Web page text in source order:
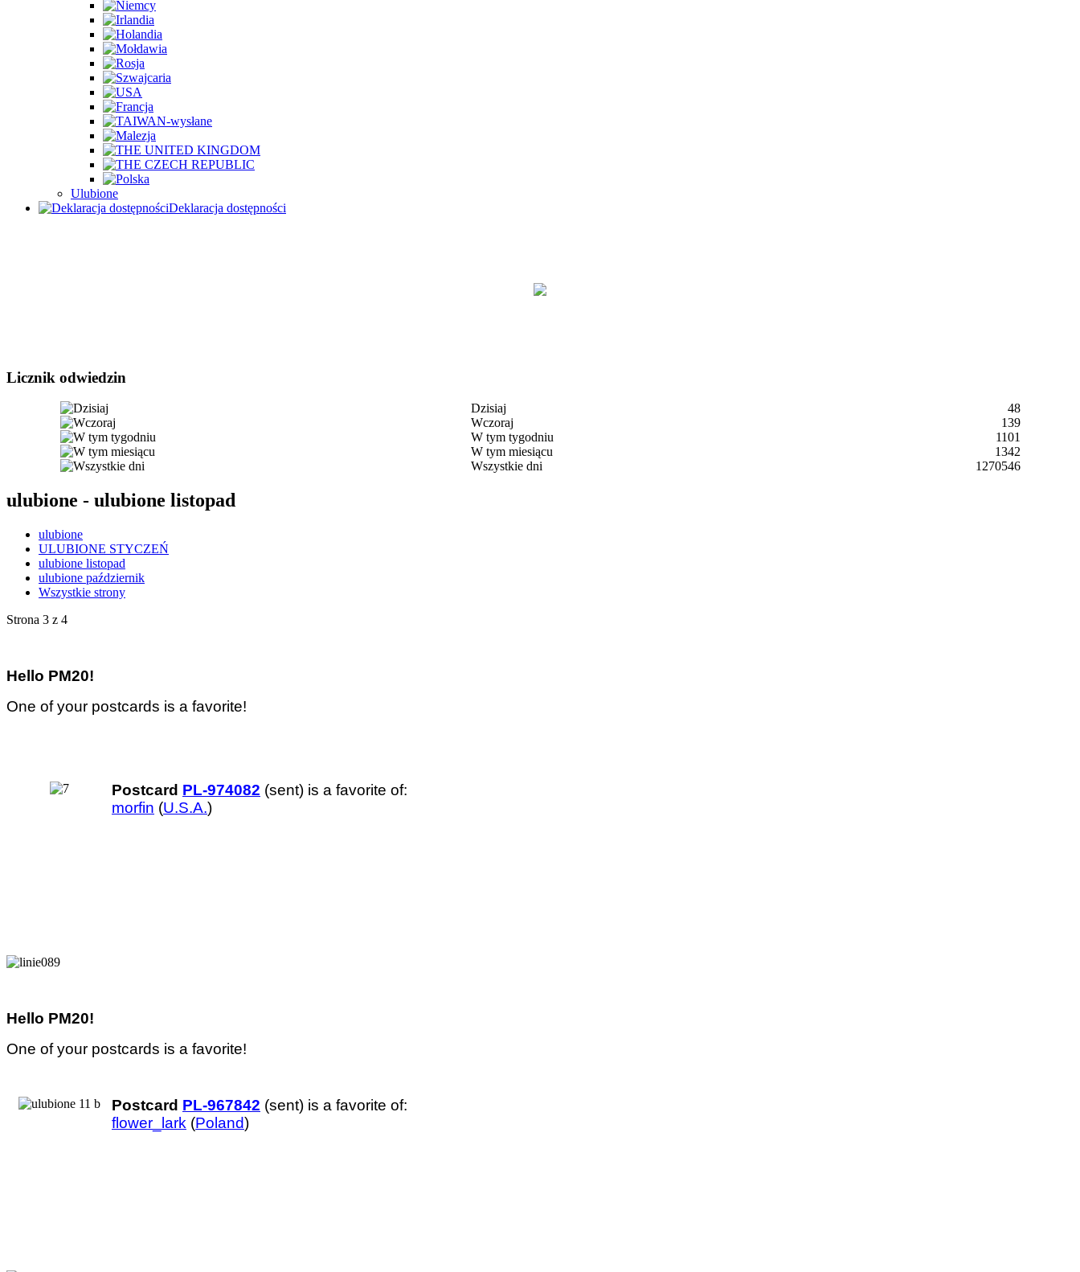
Ulubione
Deklaracja dostępności
Licznik odwiedzin
Dzisiaj
48
Wczoraj
139
W tym tygodniu
1101
W tym miesiącu
1342
Wszystkie dni
1270546
ulubione - ulubione listopad
ulubione
ULUBIONE STYCZEŃ
ulubione listopad
ulubione październik
Wszystkie strony
Strona 3 z 4
Hello PM20!
One of your postcards is a favorite!
Postcard PL-974082 (sent) is a favorite of:
morfin (U.S.A.)
Hello PM20!
One of your postcards is a favorite!
Postcard PL-967842 (sent) is a favorite of:
flower_lark (Poland)